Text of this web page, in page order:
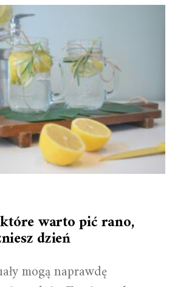
warto pić rano,
dzień
mogą naprawdę